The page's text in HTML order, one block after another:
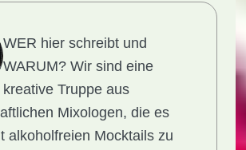
WER hier schreibt und
WARUM?Wir sind eine
kreative Truppe aus
Mixologen, die es
alkoholfreien Mocktails zu